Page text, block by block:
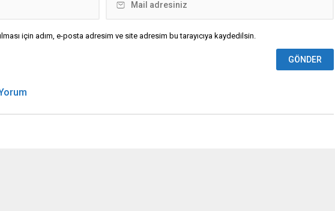
için adım, e-posta adresim ve site adresim bu tarayıcıya kaydedilsin.